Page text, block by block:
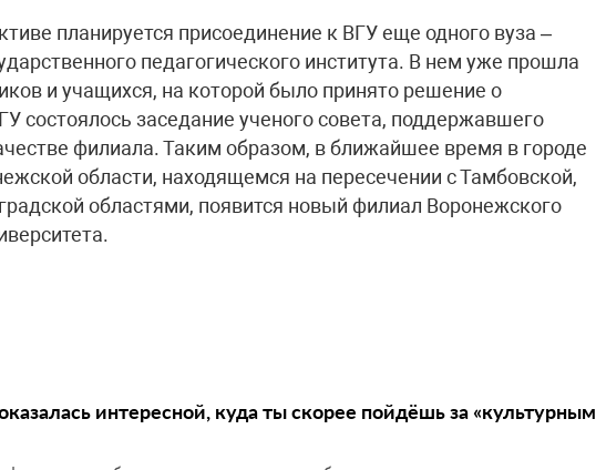
планируется присоединение к ВГУ еще одного вуза –
педагогического института. В нем уже прошла
и учащихся, на которой было принято решение о
состоялось заседание ученого совета, поддержавшего
филиала. Таким образом, в ближайшее время в городе
области, находящемся на пересечении с Тамбовской,
областями, появится новый филиал Воронежского
интересной, куда ты скорее пойдёшь за «культурным